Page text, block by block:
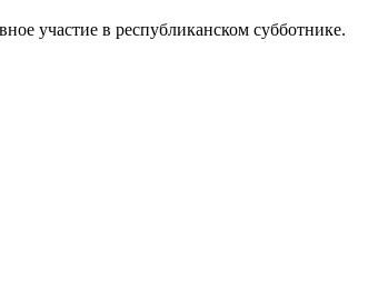
участие в республиканском субботнике.